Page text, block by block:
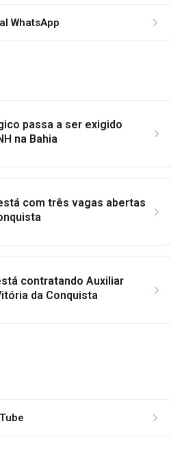
WhatsApp
passa a ser exigido
na Bahia
com três vagas abertas
contratando Auxiliar
da Conquista